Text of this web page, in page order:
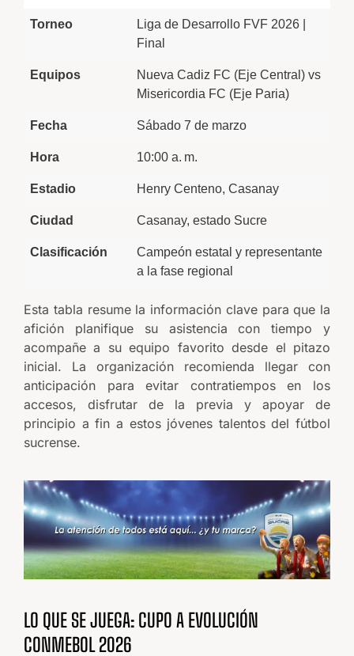
Torneo
Liga de Desarrollo FVF 2026 |
Final
Equipos
Nueva Cadiz FC (Eje Central) vs
Misericordia FC (Eje Paria)
Fecha Sábado 7 de marzo
Hora 10:00 a. m.
Estadio Henry Centeno, Casanay
Ciudad Casanay, estado Sucre
Clasificación
Campeón estatal y representante
a la fase regional
Esta tabla resume la información clave para que la
afición planifique su asistencia con tiempo y
acompañe a su equipo favorito desde el pitazo
inicial. La organización recomienda llegar con
anticipación para evitar contratiempos en los
accesos, disfrutar de la previa y apoyar de
principio a fin a estos jóvenes talentos del fútbol
sucrense.
LO QUE SE JUEGA: CUPO A EVOLUCIÓN
CONMEBOL 2026